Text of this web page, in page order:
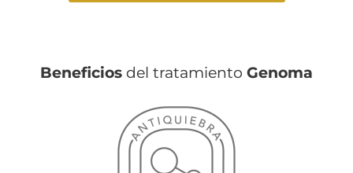
Beneficios del tratamiento Genoma